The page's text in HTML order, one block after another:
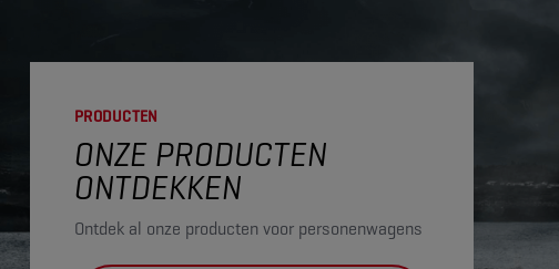
PRODUCTEN
ONZE PRODUCTEN
ONTDEKKEN
Ontdek al onze producten voor personenwagens